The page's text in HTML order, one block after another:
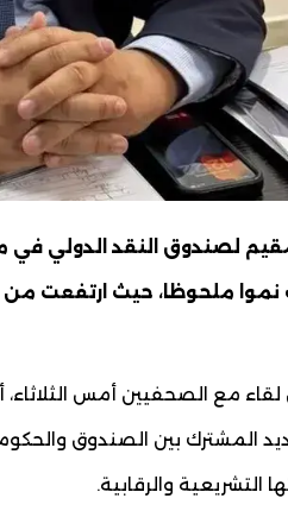
لصندوق النقد الدولي في
المشترك بين الصندوق
التشريعية والرقابية.